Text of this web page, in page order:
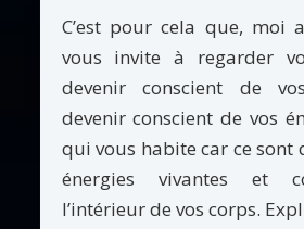
C’est pour cela que, moi
vous invite à regarder
devenir conscient de
devenir conscient de vos
qui vous habite car ce sont
énergies vivantes et
l’intérieur de vos corps.